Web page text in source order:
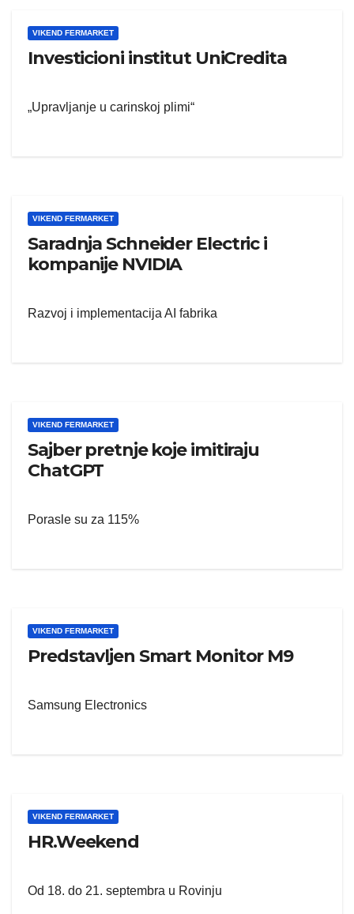
VIKEND FERMARKET
Investicioni institut UniCredita
„Upravljanje u carinskoj plimi“
VIKEND FERMARKET
Saradnja Schneider Electric i
kompanije NVIDIA
Razvoj i implementacija AI fabrika
VIKEND FERMARKET
Sajber pretnje koje imitiraju
ChatGPT
Porasle su za 115%
VIKEND FERMARKET
Predstavljen Smart Monitor M9
Samsung Electronics
VIKEND FERMARKET
HR.Weekend
Od 18. do 21. septembra u Rovinju